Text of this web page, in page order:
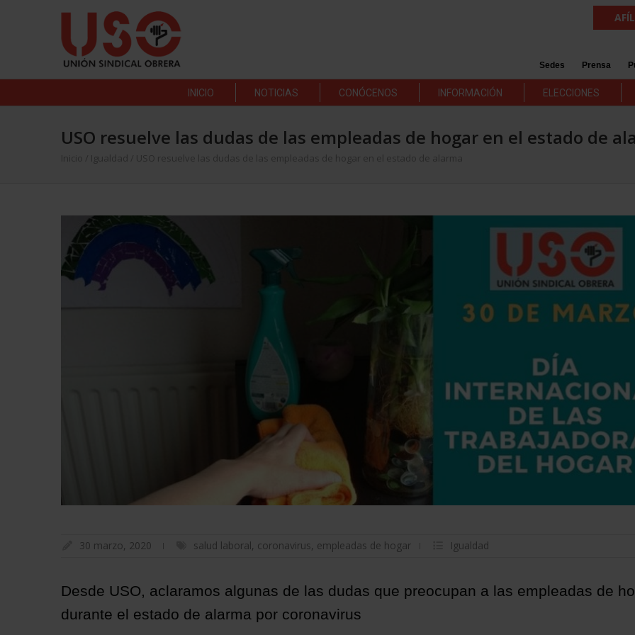
Sedes Prensa
INICIO NOTICIAS CONÓCENOS INFORMACIÓN ELECCIONES
USO resuelve las dudas de las empleadas de hogar en el estado de
Inicio Igualdad USO resuelve las dudas de las empleadas de hogar en el estado de alarma
30 marzo, 2020 salud laboral, coronavirus, empleadas de hogar Igualdad
Desde USO, aclaramos algunas de las dudas que preocupan a las empleadas de
durante el estado de alarma por coronavirus